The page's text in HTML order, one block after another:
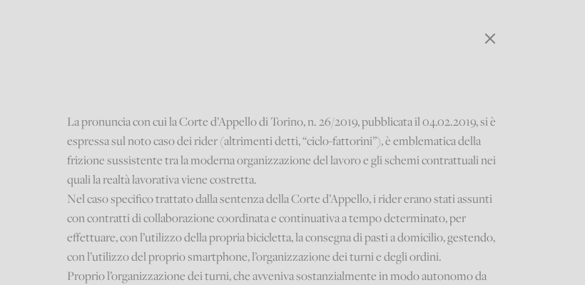
La pronuncia con cui la Corte d’Appello di Torino, n. 26/2019, pubblicata il 04.02.2019, si è
espressa sul noto caso dei rider (altrimenti detti, “ciclo-fattorini”), è emblematica della
frizione sussistente tra la moderna organizzazione del lavoro e gli schemi contrattuali nei
quali la realtà lavorativa viene costretta.
Nel caso specifico trattato dalla sentenza della Corte d’Appello, i rider erano stati assunti
con contratti di collaborazione coordinata e continuativa a tempo determinato, per
effettuare, con l’utilizzo della propria bicicletta, la consegna di pasti a domicilio, gestendo,
con l’utilizzo del proprio smartphone, l’organizzazione dei turni e degli ordini.
Proprio l’organizzazione dei turni, che avveniva sostanzialmente in modo autonomo da